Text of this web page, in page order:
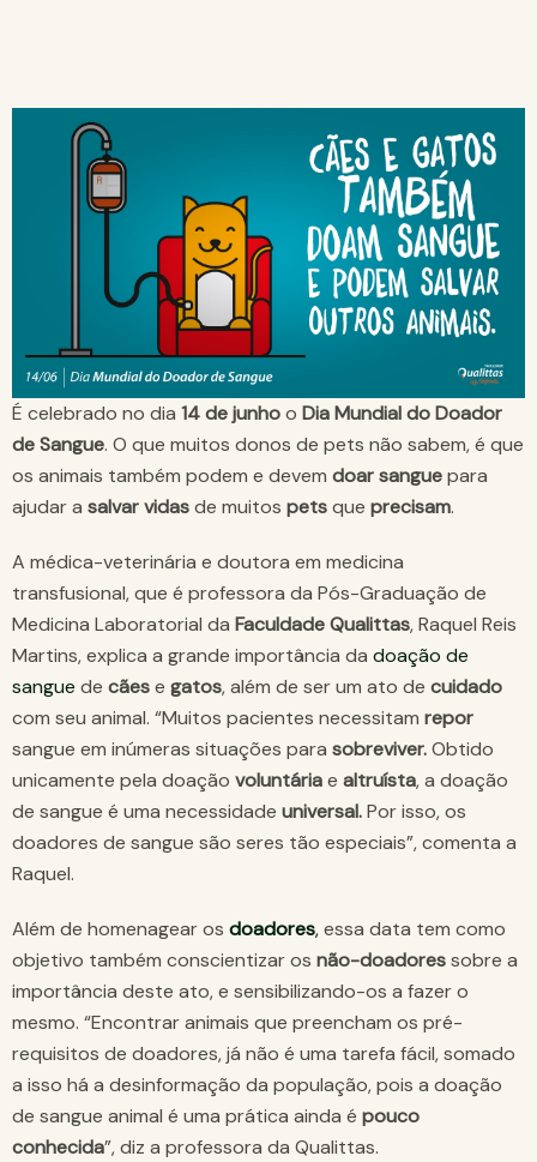
É celebrado no dia 14 de junhoo Dia Mundial do Doador
de Sangue. O que muitos donos de pets não sabem, é que
os animais também podem e devem doarsanguepara
ajudar a salvarvidasde muitos petsque precisam.
A médica-veterinária e doutora em medicina
transfusional, que é professora da Pós-Graduação de
Medicina Laboratorial da Faculdade Qualittas, Raquel Reis
Martins, explica a grande importância da doação de
sangue de cãese gatos, além de ser um ato de cuidado
com seu animal. “Muitos pacientes necessitam repor
sangue em inúmeras situações para sobreviver.Obtido
unicamente pela doação voluntáriae altruísta, a doação
de sangue é uma necessidade universal.Por isso, os
doadores de sangue são seres tão especiais”, comenta a
Raquel.
Além de homenagear os doadores,essa data tem como
objetivo também conscientizar os não-doadoressobre a
importância deste ato, e sensibilizando-os a fazer o
mesmo. “Encontrar animais que preencham os pré-
requisitos de doadores, já não é uma tarefa fácil, somado
a isso há a desinformação da população, pois a doação
de sangue animal é uma prática ainda é pouco
conhecida”, diz a professora da Qualittas.